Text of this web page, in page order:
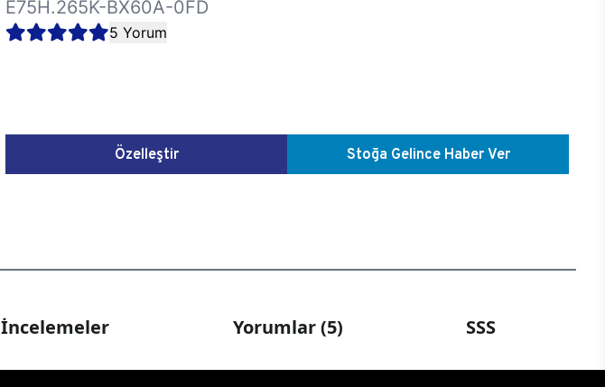
E75H.265K-BX60A-0FD
5 Yorum
Özelleştir Stoğa Gelince Haber Ver
İncelemeler Yorumlar (5) SSS